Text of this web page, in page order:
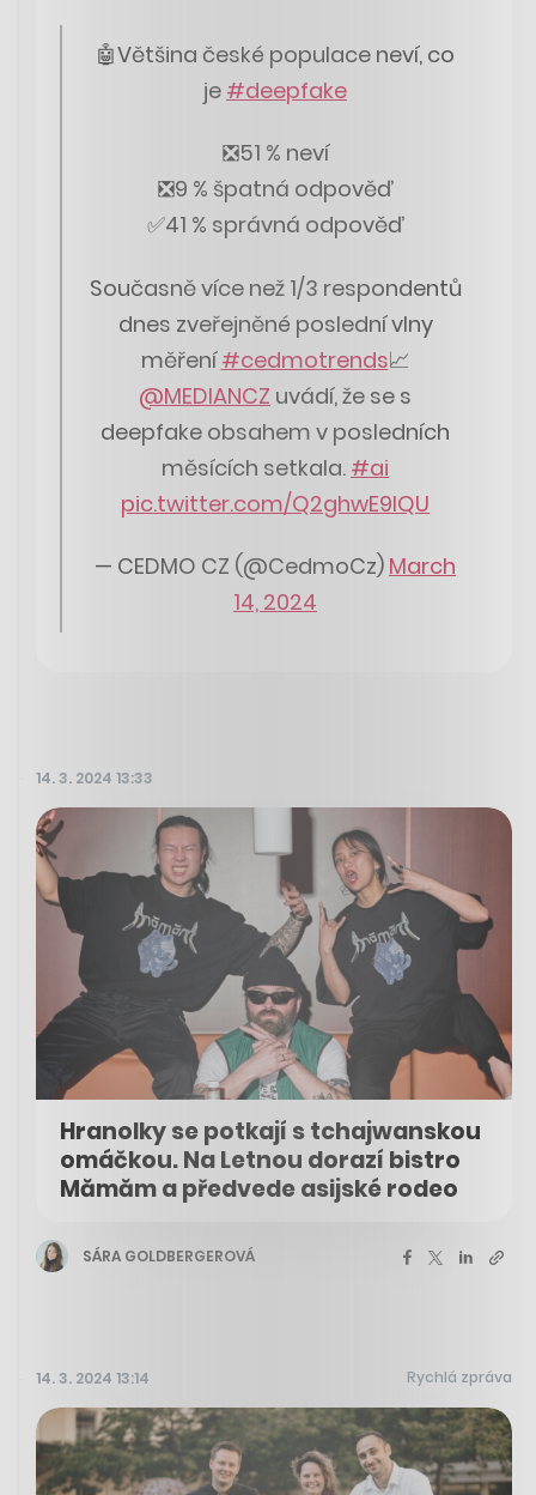
🤖Většina české populace neví, co
je #deepfake
❎51 % neví
❎9 % špatná odpověď
✅41 % správná odpověď
Současně více než 1/3 respondentů
dnes zveřejněné poslední vlny
měření#cedmotrends📈
@MEDIANCZ uvádí, že se s
deepfake obsahem v posledních
měsících setkala. #ai
pic.twitter.com/Q2ghwE9lQU
— CEDMO CZ (@CedmoCz) March
14, 2024
14. 3. 2024 13:33
Hranolky se potkají s tchajwanskou
omáčkou. Na Letnou dorazí bistro
Mămăm a předvede asijské rodeo
SÁRA GOLDBERGEROVÁ
14. 3. 2024 13:14 Rychlá zpráva